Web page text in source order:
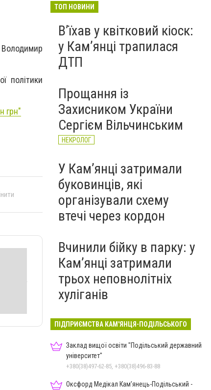
Володимир
політики
грн"
ТОП НОВИНИ
Вʼїхав у квітковий кіоск:
у Камʼянці трапилася
ДТП
Прощання із
Захисником України
Сергієм Вільчинським
НЕКРОЛОГ
У Кам’янці затримали
буковинців, які
організували схему
втечі через кордон
Вчинили бійку в парку: у
Кам’янці затримали
трьох неповнолітніх
хуліганів
ПІДПРИЄМСТВА КАМ'ЯНЦЯ-ПОДІЛЬСЬКОГО
Заклад вищої освіти "Подільський державний
університет"
+380(38)497-62-85, +380(38)496-83-88
Оксфорд Медікал Кам’янець-Подільський -